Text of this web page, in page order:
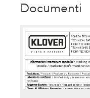
Documenti